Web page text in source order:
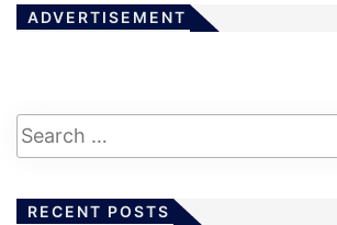
ADVERTISEMENT
RECENT POSTS